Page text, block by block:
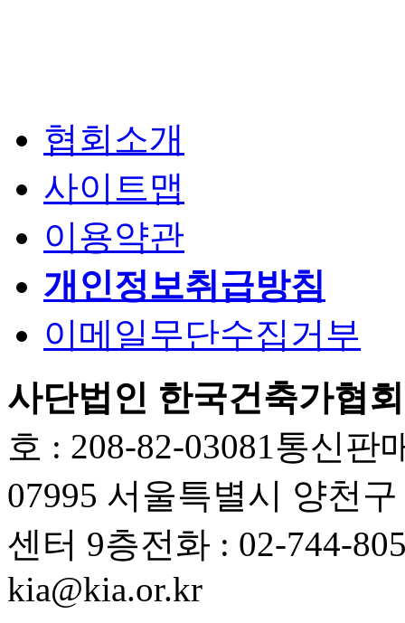
협회소개
사이트맵
이용약관
개인정보취급방침
이메일무단수집거부
사단법인 한국건축가협회
호 : 208-82-03081 통신판
07995 서울특별시 양천
센터 9층전화 : 02-744-
kia@kia.or.kr